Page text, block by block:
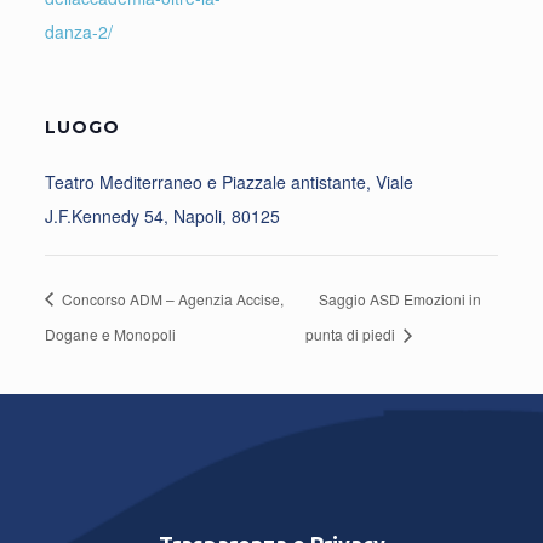
danza-2/
LUOGO
Teatro Mediterraneo e Piazzale antistante, Viale
J.F.Kennedy 54, Napoli, 80125
Concorso ADM – Agenzia Accise,
Dogane e Monopoli
Saggio ASD Emozioni in
punta di piedi